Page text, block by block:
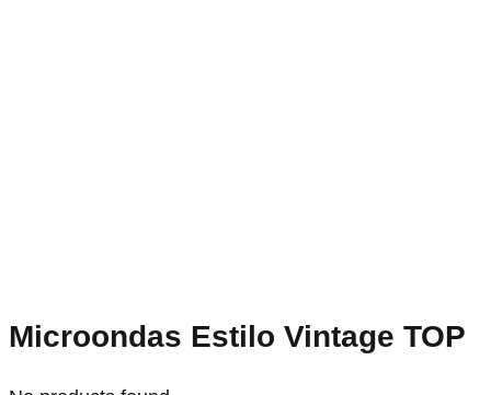
Microondas Estilo Vintage TOP